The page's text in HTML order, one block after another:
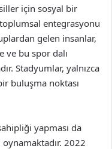
için sosyal bir
entegrasyonu
gelen insanlar,
ve bu spor dalı
Stadyumlar, yalnızca
buluşma noktası
yapması da
2022